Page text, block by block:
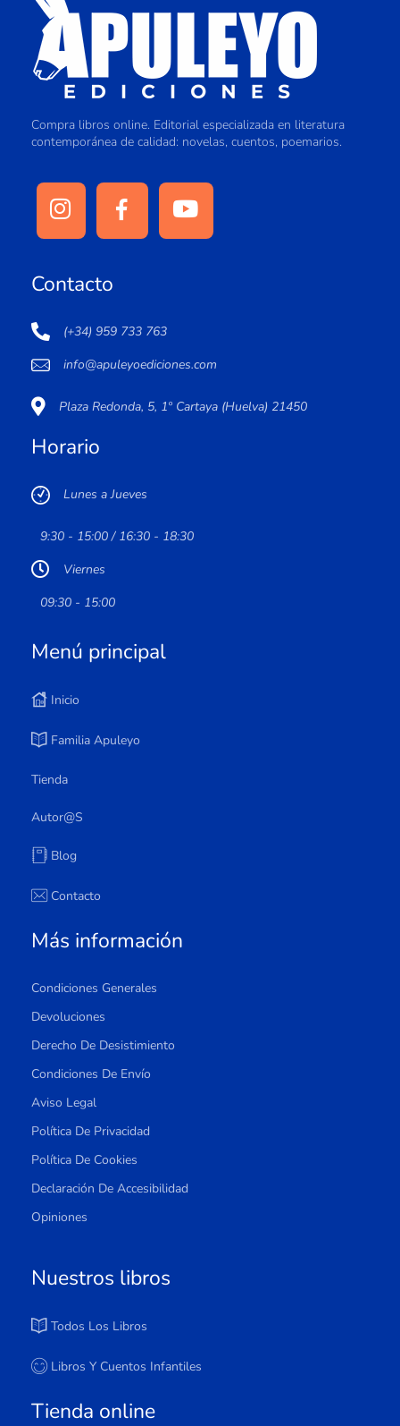
Compra libros online. Editorial especializada en literatura
contemporánea de calidad: novelas, cuentos, poemarios.
Contacto
(+34) 959 733 763
info@apuleyoediciones.com
Plaza Redonda, 5, 1º Cartaya (Huelva) 21450
Horario
Lunes a Jueves
9:30 - 15:00 / 16:30 - 18:30
Viernes
09:30 - 15:00
Menú principal
Inicio
Familia Apuleyo
Tienda
Autor@s
Blog
Contacto
Más información
Condiciones Generales
Devoluciones
Derecho De Desistimiento
Condiciones De Envío
Aviso Legal
Política De Privacidad
Política De Cookies
Declaración De Accesibilidad
Opiniones
Nuestros libros
Todos Los Libros
Libros Y Cuentos Infantiles
Tienda online